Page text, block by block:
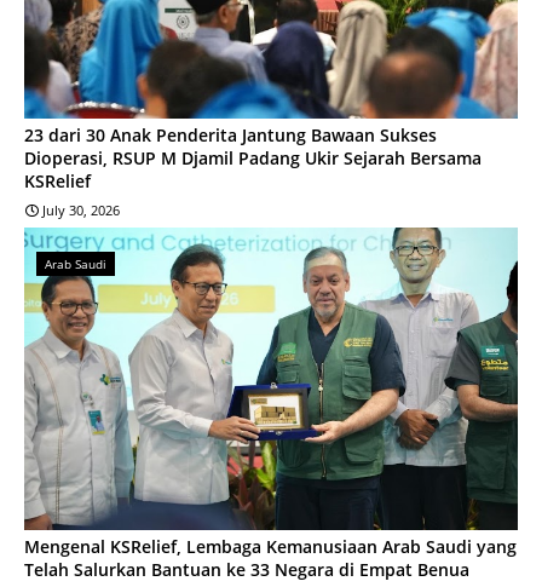
23 dari 30 Anak Penderita Jantung Bawaan Sukses
Dioperasi, RSUP M Djamil Padang Ukir Sejarah Bersama
KSRelief
July 30, 2026
Arab Saudi
Mengenal KSRelief, Lembaga Kemanusiaan Arab Saudi yang
Telah Salurkan Bantuan ke 33 Negara di Empat Benua